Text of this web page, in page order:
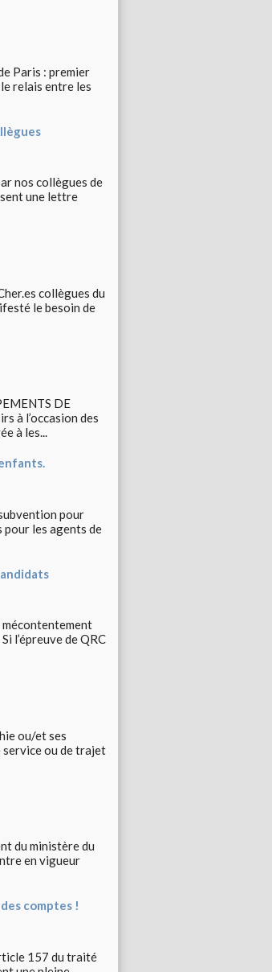
Paris : premier
relais entre les
nos collègues de
une lettre
collègues du
le besoin de
DE
à l’occasion des
à les...
pour
pour les agents de
l’épreuve de QRC
ou/et ses
service ou de trajet
du ministère du
en vigueur
comptes !
157 du traité